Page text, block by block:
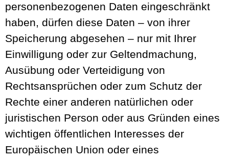
personenbezogenen Daten eingeschränkt
haben, dürfen diese Daten – von ihrer
Speicherung abgesehen – nur mit Ihrer
Einwilligung oder zur Geltendmachung,
Ausübung oder Verteidigung von
Rechtsansprüchen oder zum Schutz der
Rechte einer anderen natürlichen oder
juristischen Person oder aus Gründen eines
wichtigen öffentlichen Interesses der
Europäischen Union oder eines